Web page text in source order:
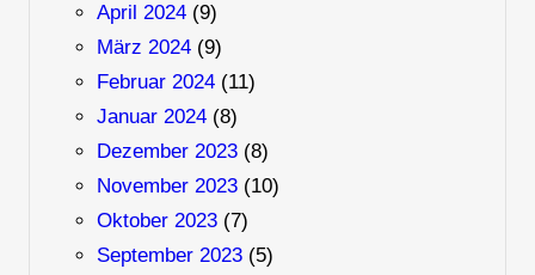
April 2024(9)
März 2024(9)
Februar 2024(11)
Januar 2024(8)
Dezember 2023(8)
November 2023(10)
Oktober 2023(7)
September 2023(5)